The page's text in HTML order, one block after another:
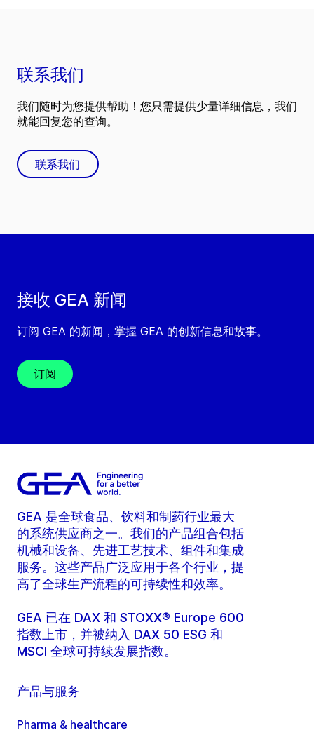
接收 GEA 新闻
订阅 GEA 的新闻，掌握 GEA 的创新信息和故事。
订阅
联系我们
我们随时为您提供帮助！您只需提供少量详细信息，我们
就能回复您的查询。
联系我们
GEA 是全球食品、饮料和制药行业最大
的系统供应商之一。我们的产品组合包括
机械和设备、先进工艺技术、组件和集成
服务。这些产品广泛应用于各个行业，提
高了全球生产流程的可持续性和效率。
GEA 已在 DAX 和 STOXX® Europe 600
指数上市，并被纳入 DAX 50 ESG 和
MSCI 全球可持续发展指数。
产品与服务
Pharma & healthcare